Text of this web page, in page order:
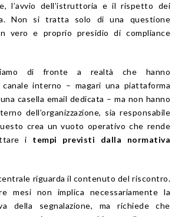
l’avvio dell’istruttoria e il rispetto dei
Non si tratta solo di una questione
vero e proprio presidio di compliance
di fronte a realtà che hanno
interno – magari una piattaforma
casella email dedicata – ma non hanno
dell’organizzazione, sia responsabile
crea un vuoto operativo che rende
i tempi previsti dalla normativa
riguarda il contenuto del riscontro.
mesi non implica necessariamente la
della segnalazione, ma richiede che